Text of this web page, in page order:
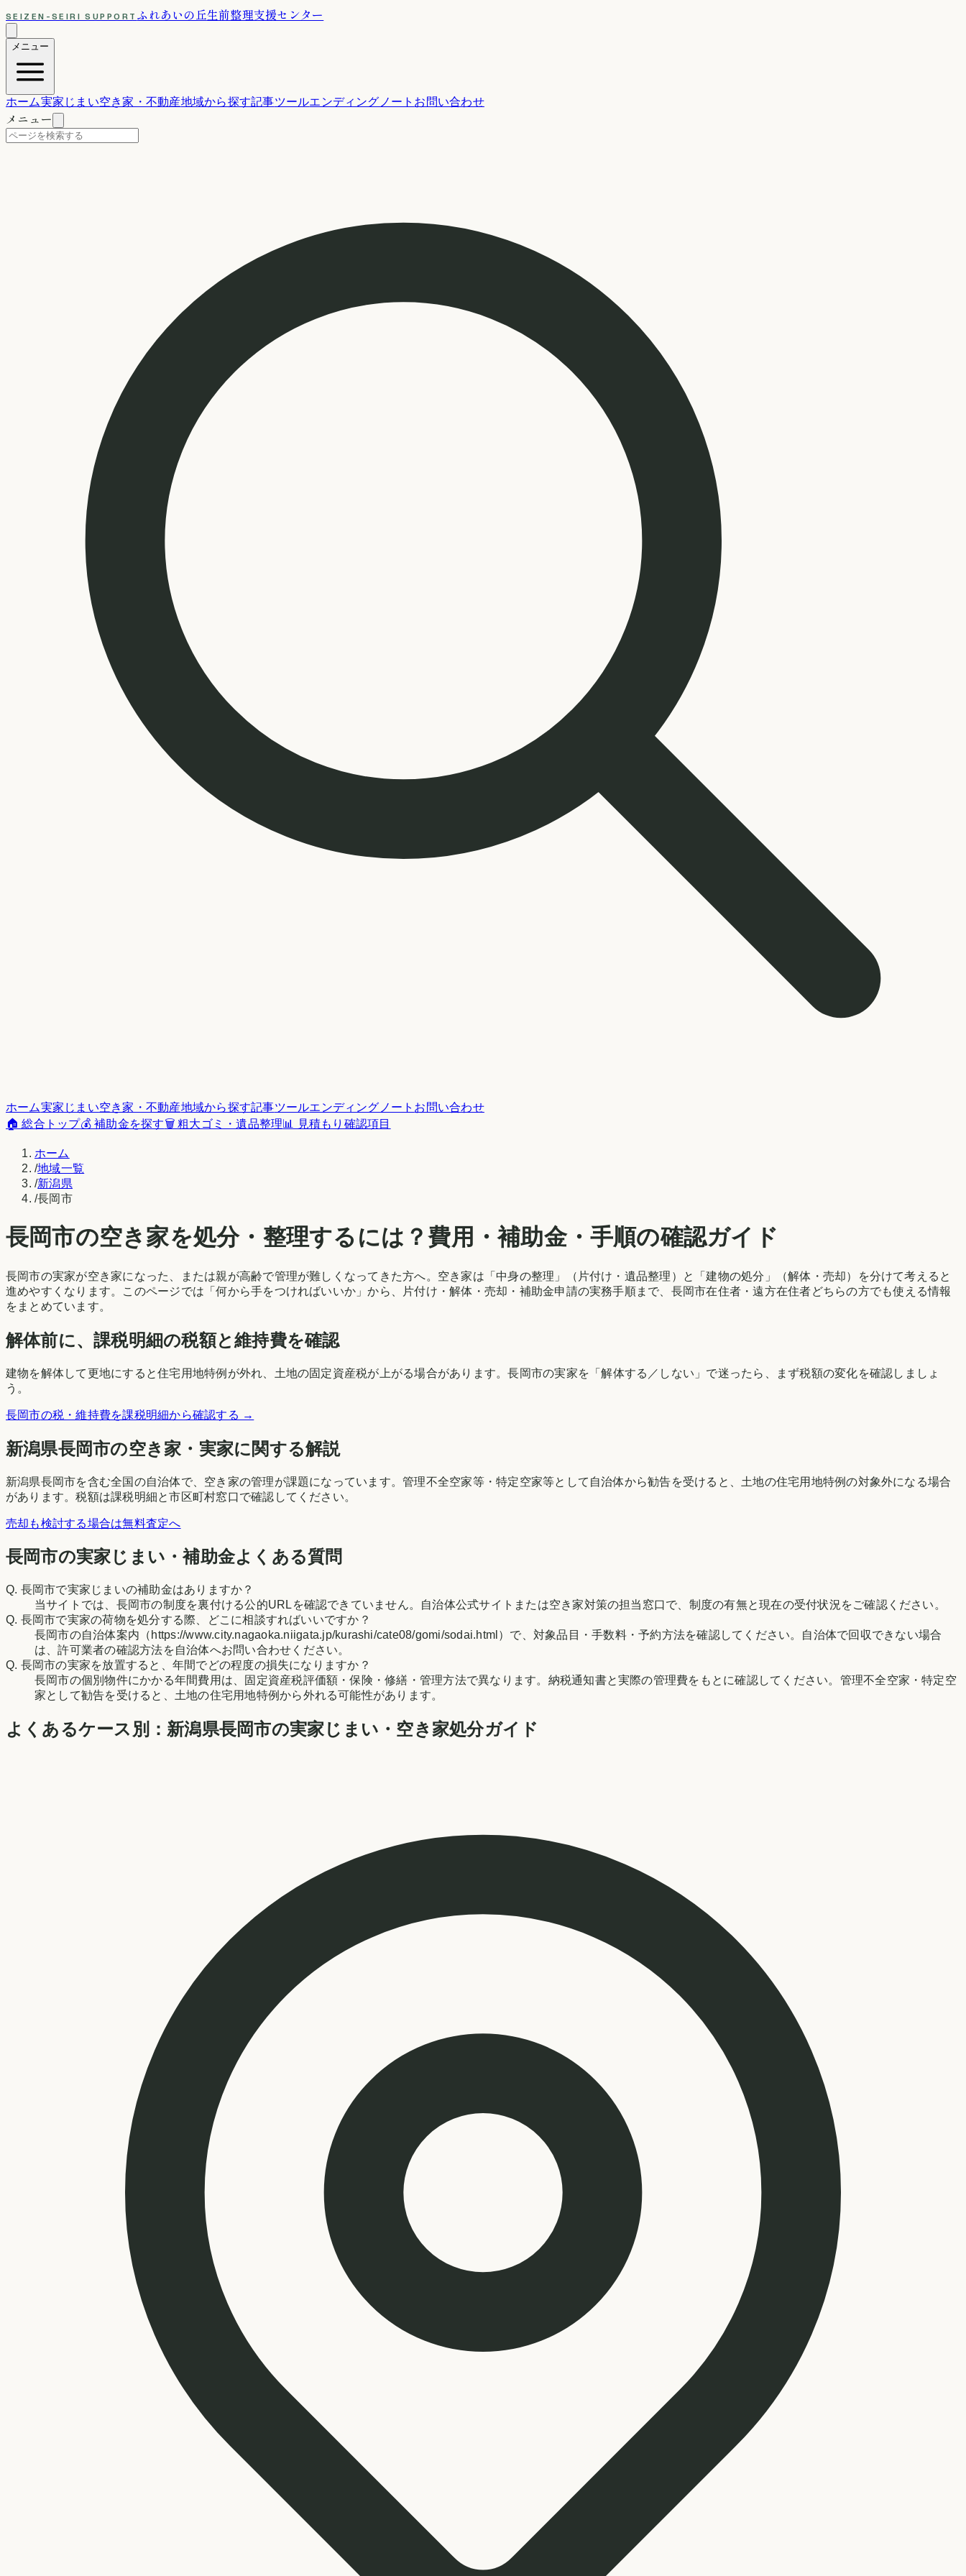
SEIZEN-SEIRI SUPPORT ふれあいの丘生前整理支援センター
メニュー
ホーム実家じまい空き家・不動産地域から探す記事ツールエンディングノート お問い合わせ
メニュー
ホーム実家じまい空き家・不動産地域から探す記事ツールエンディングノート お問い合わせ
🏠 総合トップ💰 補助金を探す🗑️ 粗大ゴミ・遺品整理📊 見積もり確認項目
ホーム
/地域一覧
/新潟県
/長岡市
長岡市の空き家を処分・整理するには？費用・補助金・手順の確認ガイド
長岡市の実家が空き家になった、または親が高齢で管理が難しくなってきた方へ。空き家は「中身の整理」（片付け・遺品整理）と「建物の処分」（解体・売却）を分けて考えると
進めやすくなります。このページでは「何から手をつければいいか」から、片付け・解体・売却・補助金申請の実務手順まで、 長岡市在住者・遠方在住者どちらの方でも使える情報
をまとめています。
解体前に、課税明細の税額と維持費を確認
建物を解体して更地にすると住宅用地特例が外れ、土地の固定資産税が上がる場合があります。長岡市の実家を「解体する／しない」で迷ったら、まず税額の変化を確認しましょ
う。
長岡市の税・維持費を課税明細から確認する →
新潟県長岡市の空き家・実家に関する解説
新潟県長岡市を含む全国の自治体で、空き家の管理が課題になっています。管理不全空家等・特定空家等として自治体から勧告を受けると、土地の住宅用地特例の対象外になる場合
があります。税額は課税明細と市区町村窓口で確認してください。
売却も検討する場合は無料査定へ
長岡市の実家じまい・補助金よくある質問
Q. 長岡市で実家じまいの補助金はありますか？
当サイトでは、長岡市の制度を裏付ける公的URLを確認できていません。自治体公式サイトまたは空き家対策の担当窓口で、制度の有無と現在の受付状況をご確認ください。
Q. 長岡市で実家の荷物を処分する際、どこに相談すればいいですか？
長岡市の自治体案内（https://www.city.nagaoka.niigata.jp/kurashi/cate08/gomi/sodai.html）で、対象品目・手数料・予約方法を確認してください。自治体で回収できない場合
は、許可業者の確認方法を自治体へお問い合わせください。
Q. 長岡市の実家を放置すると、年間でどの程度の損失になりますか？
長岡市の個別物件にかかる年間費用は、固定資産税評価額・保険・修繕・管理方法で異なります。納税通知書と実際の管理費をもとに確認してください。管理不全空家・特定空
家として勧告を受けると、土地の住宅用地特例から外れる可能性があります。
よくあるケース別： 新潟県長岡市の実家じまい・空き家処分ガイド